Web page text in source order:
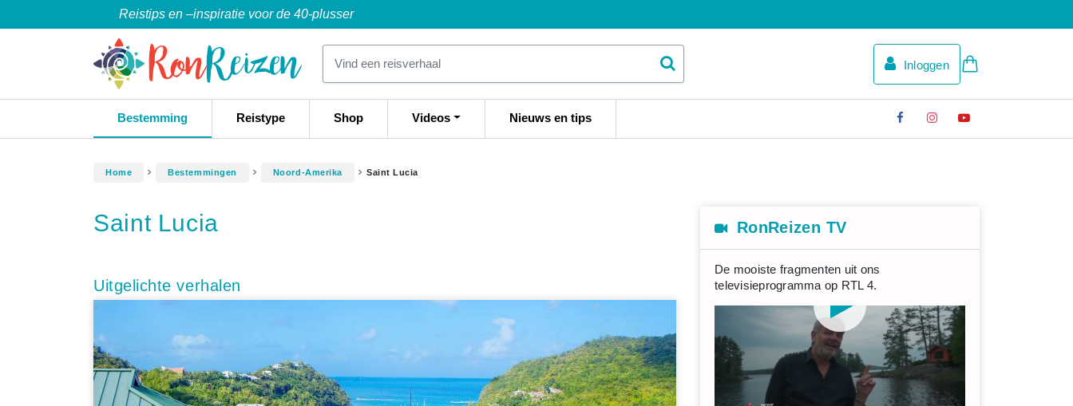
Reistips en –inspiratie voor de 40-plusser
Inloggen
Bestemming Reistype Shop Videos Nieuws en tips
Home Bestemmingen Noord-Amerika Saint Lucia
Saint Lucia
Uitgelichte verhalen
RonReizen TV
De mooiste fragmenten uit ons
televisieprogramma op RTL 4.